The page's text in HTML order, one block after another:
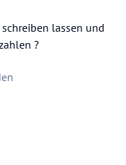
lassen und
?